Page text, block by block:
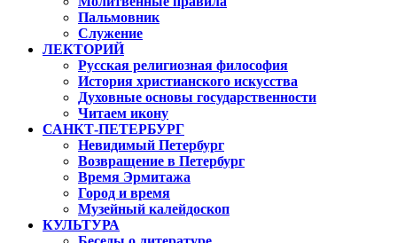
Пальмовник
Служение
ЛЕКТОРИЙ
Русская религиозная философия
История христианского искусства
Духовные основы государственности
Читаем икону
САНКТ-ПЕТЕРБУРГ
Невидимый Петербург
Возвращение в Петербург
Время Эрмитажа
Город и время
Музейный калейдоскоп
КУЛЬТУРА